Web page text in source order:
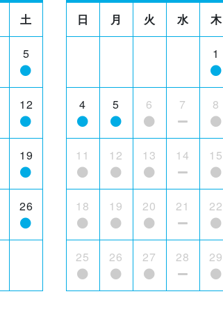
土
5
12
19
26
日 月 火 水 木
1
4 5 6 7 8
11 12 13 14 15
18 19 20 21 22
25 26 27 28 29